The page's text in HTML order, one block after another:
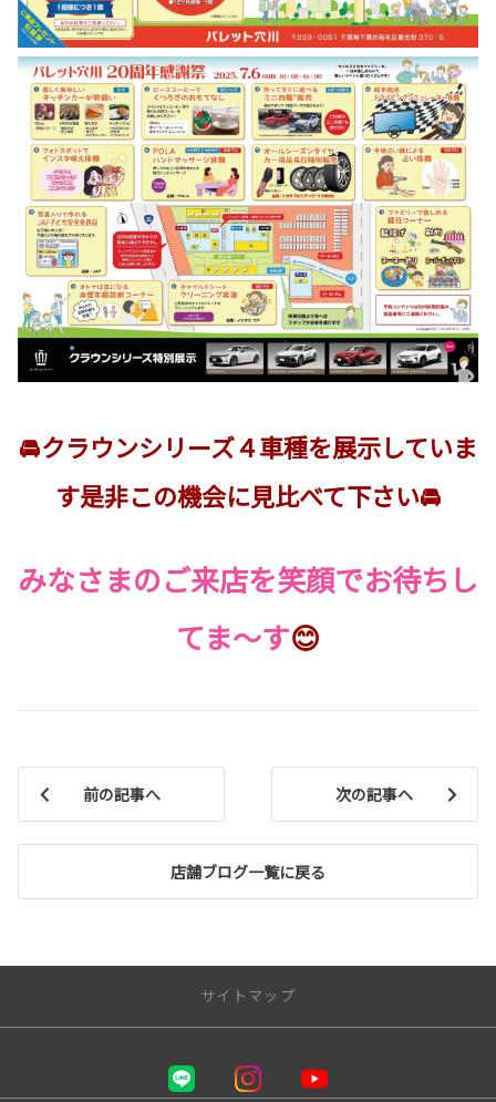
🚘クラウンシリーズ４車種を展示していま
す是非この機会に見比べて下さい🚘
みなさまのご来店を笑顔でお待ちし
てま～す😊
前の記事へ
店舗ブログ一覧に戻る
次の記事へ
サイトマップ
千葉トヨタ自動車 株式会社